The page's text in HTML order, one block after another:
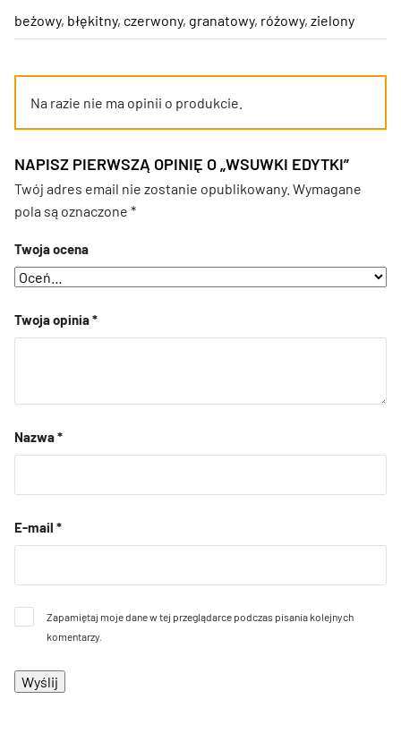
beżowy, błękitny, czerwony, granatowy, różowy, zielony
Na razie nie ma opinii o produkcie.
NAPISZ PIERWSZĄ OPINIĘ O „WSUWKI EDYTKI”
Twój adres email nie zostanie opublikowany. Wymagane
pola są oznaczone *
Twoja ocena
Twoja opinia*
Nazwa*
E-mail *
Zapamiętaj moje dane w tej przeglądarce podczas pisania kolejnych
komentarzy.